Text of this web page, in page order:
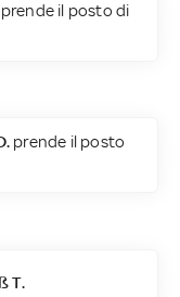
prende il posto di
prende il posto
T.